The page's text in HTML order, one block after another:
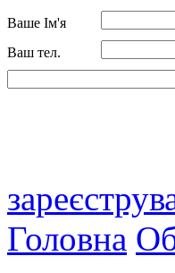
Ваше Ім'я
Ваш тел.
Головна